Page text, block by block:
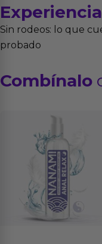
Sin rodeos: lo que
probado
Combínalo